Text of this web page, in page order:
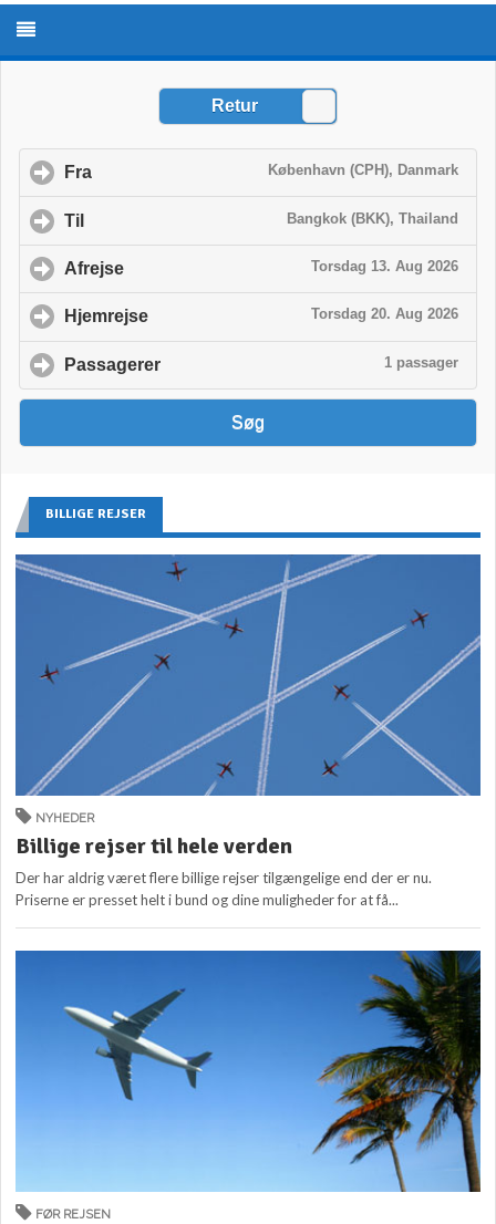
BILLIGE REJSER
NYHEDER
Billige rejser til hele verden
Der har aldrig været flere billige rejser tilgængelige end der er nu.
Priserne er presset helt i bund og dine muligheder for at få...
FØR REJSEN